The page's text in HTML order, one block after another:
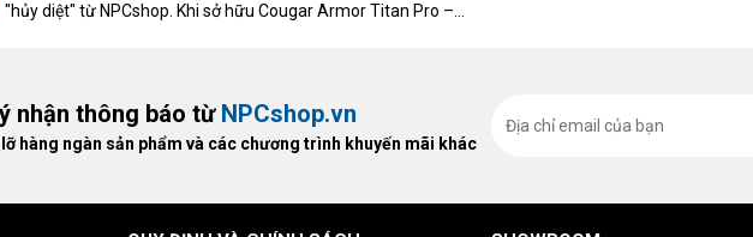
"hủy diệt" từ NPCshop. Khi sở hữu Cougar Armor Titan Pro –
nhận thông báo từ NPCshop.vn
hàng ngàn sản phẩm và các chương trình khuyến mãi khác